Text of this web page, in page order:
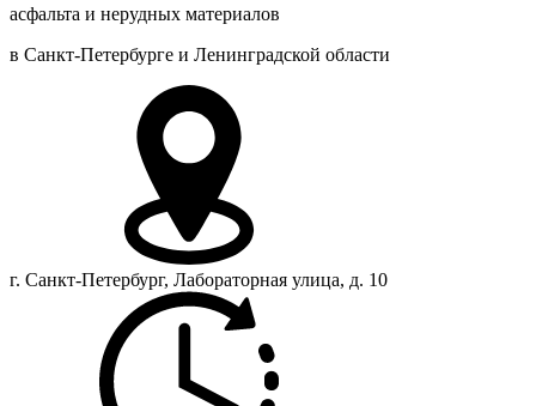
асфальта и нерудных материалов
в Санкт-Петербурге и Ленинградской области
г. Санкт-Петербург, Лабораторная улица, д. 10